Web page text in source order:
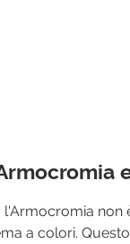
non
a colori.